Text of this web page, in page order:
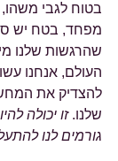
בטוח לגבי משהו,
מפחד, בטח יש
שהרגשות שלנו
העולם, אנחנו
להצדיק את
שלנו. זו יכולה
גורמים לנו